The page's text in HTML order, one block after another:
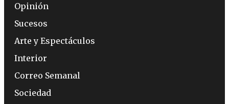
Opinión
Sucesos
Arte y Espectáculos
Interior
Correo Semanal
Sociedad